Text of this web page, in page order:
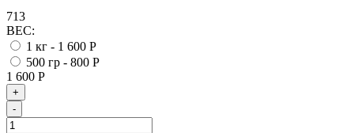
713
ВЕС:
1 кг - 1 600 Р
500 гр - 800 Р
1 600 Р
+
-